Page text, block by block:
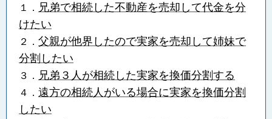
１． 兄弟で相続した不動産を売却して代金を分
けたい
２． 父親が他界したので実家を売却して姉妹で
分割したい
３． 兄弟３人が相続した実家を換価分割する
４． 遠方の相続人がいる場合に実家を換価分割
したい